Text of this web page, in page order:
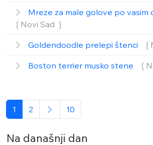
Mreze za male golove po vasim
❲Novi Sad ❳
Goldendoodle prelepi štenci
Boston terrier musko stene
1 2 10
Na današnji dan